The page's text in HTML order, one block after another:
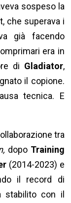
sospeso la
che superava i
già facendo
era in
di Gladiator,
il copione.
tecnica. E
tra
dopo Training
(2014-2023) e
il record di
stabilito con il